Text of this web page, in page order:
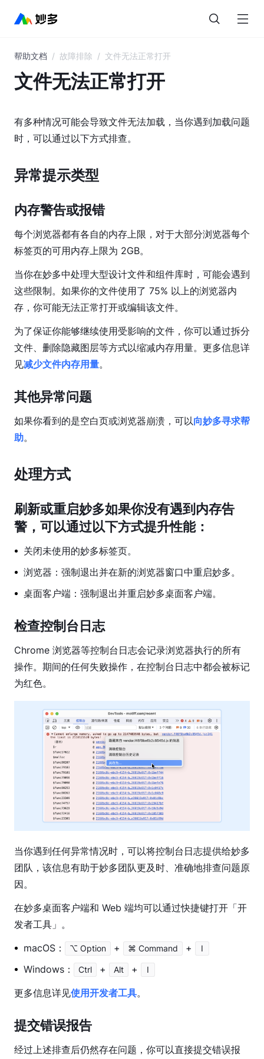
目
录
多
AI
面
概
层
与
具
图
属
设
系
能
研
发
模
式
协
工
导
入
导
出
账
管
文
件
理
队
理
共
帮助文档 / 故障排除 / 文件无法正常打开
文件无法正常打开
有多种情况可能会导致文件无法加载，当你遇到加载问题
时，可以通过以下方式排查。
异常提示类型
内存警告或报错
每个浏览器都有各自的内存上限，对于大部分浏览器每个
标签页的可用内存上限为 2GB。
当你在妙多中处理大型设计文件和组件库时，可能会遇到
这些限制。如果你的文件使用了 75% 以上的浏览器内
存，你可能无法正常打开或编辑该文件。
为了保证你能够继续使用受影响的文件，你可以通过拆分
文件、删除隐藏图层等方式以缩减内存用量。更多信息详
见减少文件内存用量。
其他异常问题
如果你看到的是空白页或浏览器崩溃，可以向妙多寻求帮
助。
处理方式
刷新或重启妙多如果你没有遇到内存告
警，可以通过以下方式提升性能：
关闭未使用的妙多标签页。
浏览器：强制退出并在新的浏览器窗口中重启妙多。
桌面客户端：强制退出并重启妙多桌面客户端。
检查控制台日志
Chrome 浏览器等控制台日志会记录浏览器执行的所有
操作。期间的任何失败操作，在控制台日志中都会被标记
为红色。
当你遇到任何异常情况时，可以将控制台日志提供给妙多
团队，该信息有助于妙多团队更及时、准确地排查问题原
因。
在妙多桌面客户端和 Web 端均可以通过快捷键打开「开
发者工具」。
macOS：
⌥ Option + ⌘ Command + I
Windows： Ctrl + Alt + I
更多信息详见使用开发者工具。
提交错误报告
经过上述排查后仍然存在问题，你可以直接提交错误报